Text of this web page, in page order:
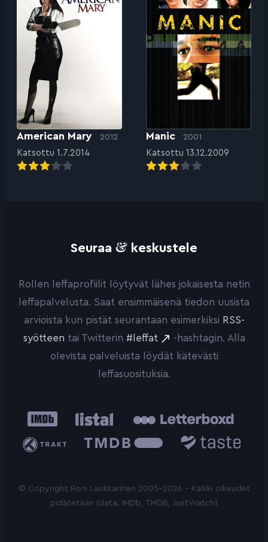
American Mary 2012
Katsottu 1.7.2014
Manic 2001
Katsottu 13.12.2009
Seuraa & keskustele
Rollen leffaprofiilit löytyvät lähes jokaisesta netin
leffapalvelusta. Saat ensimmäisenä tiedon uusista
arvioista kun pistät seurantaan esimerkiksi RSS-
syötteen tai Twitterin #leffat
-hashtagin. Alla
olevista palveluista löydät kätevästi
leffasuosituksia.
IMDb Listal
Trakt
Database
© Copyright Roni Laukkarinen 2005-2026 - Kaikki oikeudet
pidätetään (data: IMDb, TMDB, JustWatch)